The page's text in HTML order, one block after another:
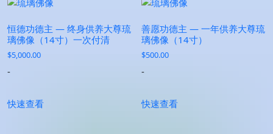
恒德功德主 — 终身供养大尊琉
璃佛像（14寸）一次付清
$5,000.00
-
快速查看
善愿功德主 — 一年供养大尊琉
璃佛像（14寸）
$500.00
-
快速查看